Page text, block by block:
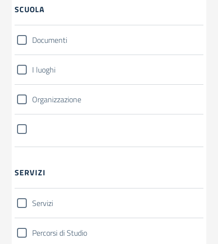
SCUOLA
Documenti
I luoghi
Organizzazione
SERVIZI
Servizi
Percorsi di Studio